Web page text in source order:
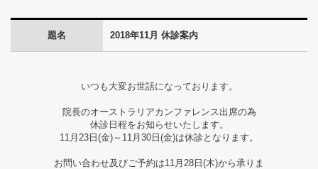
ニ
題名 2018年11月 休診案内
いつも大変お世話になっております。
院長のオーストラリアカンファレンス出席の為
休診日程をお知らせいたします。
11月23日(金)～11月30日(金)は休診となります。
お問い合わせ及びご予約は11月28日(木)から承りま